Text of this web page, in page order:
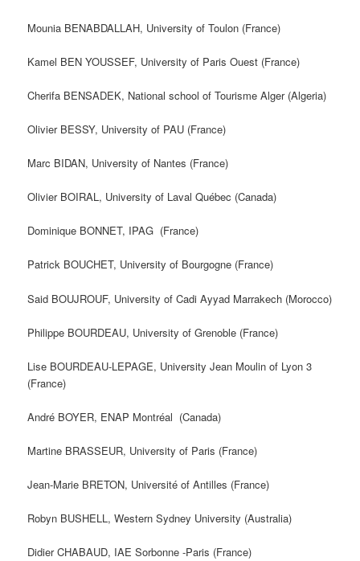
Mounia BENABDALLAH, University of Toulon (France)
Kamel BEN YOUSSEF, University of Paris Ouest (France)
‎Cherifa BENSADEK, National school of Tourisme Alger (Algeria)
Olivier BESSY, University of PAU (France)
Marc BIDAN, University of Nantes (France)
Olivier BOIRAL, University of Laval Québec (Canada)
Dominique BONNET, IPAG (France)
Patrick BOUCHET, University of Bourgogne (France)
Said BOUJROUF, University of Cadi Ayyad Marrakech (Morocco)
Philippe BOURDEAU, University of Grenoble (France)
Lise BOURDEAU-LEPAGE, University Jean Moulin of Lyon 3
(France)
André BOYER, ENAP Montréal (Canada)
Martine BRASSEUR, University of Paris (France)
Jean-Marie BRETON, Université of Antilles (France)
Robyn BUSHELL, Western Sydney University (Australia)
Didier CHABAUD, IAE Sorbonne -Paris (France)